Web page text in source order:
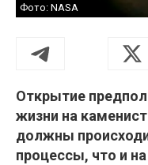
Фото: NASA
Открытие
жизни на
должны
процессы, что и